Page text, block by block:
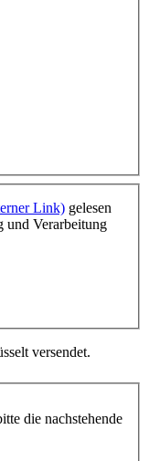
Link) gelesen
und Verarbeitung
versendet.
die nachstehende